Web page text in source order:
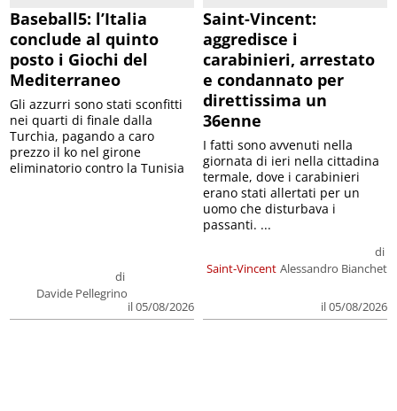
Baseball5: l’Italia
conclude al quinto
posto i Giochi del
Mediterraneo
di
Davide Pellegrino
il 05/08/2026
Gli azzurri sono stati sconfitti
nei quarti di finale dalla
Turchia, pagando a caro
prezzo il ko nel girone
eliminatorio contro la Tunisia
Saint-Vincent:
aggredisce i
carabinieri, arrestato
e condannato per
direttissima un
36enne
Saint-Vincent
di
Alessandro Bianchet
il 05/08/2026
I fatti sono avvenuti nella
giornata di ieri nella cittadina
termale, dove i carabinieri
erano stati allertati per un
uomo che disturbava i
passanti. ...